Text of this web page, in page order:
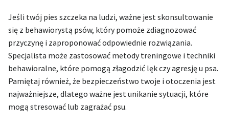
Jeśli twój pies szczeka na ludzi, ważne jest skonsultowanie
się z behawiorystą psów, który pomoże zdiagnozować
przyczynę i zaproponować odpowiednie rozwiązania.
Specjalista może zastosować metody treningowe i techniki
behawioralne, które pomogą złagodzić lęk czy agresję u psa.
Pamiętaj również, że bezpieczeństwo twoje i otoczenia jest
najważniejsze, dlatego ważne jest unikanie sytuacji, które
mogą stresować lub zagrażać psu.